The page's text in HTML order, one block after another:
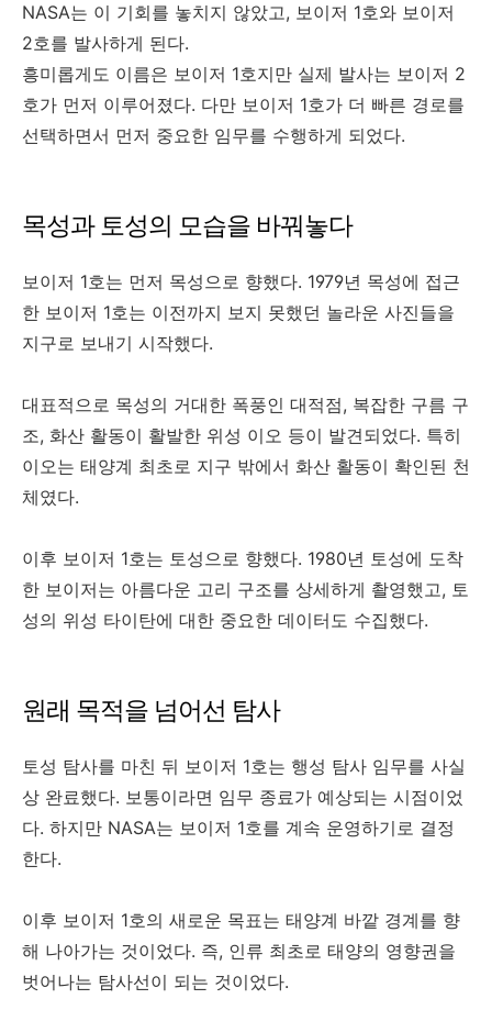
NASA는 이 기회를 놓치지 않았고, 보이저 1호와 보이저
2호를 발사하게 된다.
흥미롭게도 이름은 보이저 1호지만 실제 발사는 보이저 2
호가 먼저 이루어졌다. 다만 보이저 1호가 더 빠른 경로를
선택하면서 먼저 중요한 임무를 수행하게 되었다.
목성과 토성의 모습을 바꿔놓다
보이저 1호는 먼저 목성으로 향했다. 1979년 목성에 접근
한 보이저 1호는 이전까지 보지 못했던 놀라운 사진들을
지구로 보내기 시작했다.
대표적으로 목성의 거대한 폭풍인 대적점, 복잡한 구름 구
조, 화산 활동이 활발한 위성 이오 등이 발견되었다. 특히
이오는 태양계 최초로 지구 밖에서 화산 활동이 확인된 천
체였다.
이후 보이저 1호는 토성으로 향했다. 1980년 토성에 도착
한 보이저는 아름다운 고리 구조를 상세하게 촬영했고, 토
성의 위성 타이탄에 대한 중요한 데이터도 수집했다.
원래 목적을 넘어선 탐사
토성 탐사를 마친 뒤 보이저 1호는 행성 탐사 임무를 사실
상 완료했다. 보통이라면 임무 종료가 예상되는 시점이었
다. 하지만 NASA는 보이저 1호를 계속 운영하기로 결정
한다.
이후 보이저 1호의 새로운 목표는 태양계 바깥 경계를 향
해 나아가는 것이었다. 즉, 인류 최초로 태양의 영향권을
벗어나는 탐사선이 되는 것이었다.